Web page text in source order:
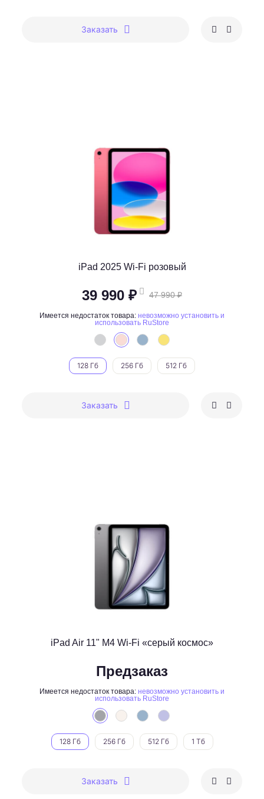
Заказать
iPad 2025 Wi-Fi розовый
39 990 ₽ 47 990 ₽
Имеется недостаток товара: невозможно установить и
использовать RuStore
128 Гб 256 Гб 512 Гб
Заказать
iPad Air 11" M4 Wi-Fi «серый космос»
Предзаказ
Имеется недостаток товара: невозможно установить и
использовать RuStore
128 Гб 256 Гб 512 Гб 1 Тб
Заказать